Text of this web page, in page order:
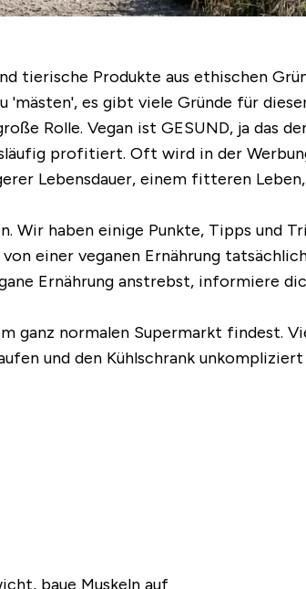
tierische Produkte aus ethischen
es gibt viele Gründe für
Rolle. Vegan ist GESUND, ja das
profitiert. Oft wird in der
Lebensdauer, einem fitteren
Wir haben einige Punkte, Tipps und
einer veganen Ernährung
Ernährung anstrebst, informiere
ganz normalen Supermarkt findest.
und den Kühlschrank